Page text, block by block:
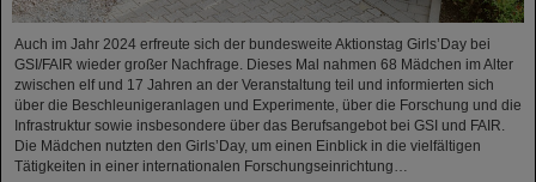
Auch im Jahr 2024 erfreute sich der bundesweite Aktionstag Girls’Day bei
GSI/FAIR wieder großer Nachfrage. Dieses Mal nahmen 68 Mädchen im Alter
zwischen elf und 17 Jahren an der Veranstaltung teil und informierten sich
über die Beschleunigeranlagen und Experimente, über die Forschung und die
Infrastruktur sowie insbesondere über das Berufsangebot bei GSI und FAIR.
Die Mädchen nutzten den Girls’Day, um einen Einblick in die vielfältigen
Tätigkeiten in einer internationalen Forschungseinrichtung…